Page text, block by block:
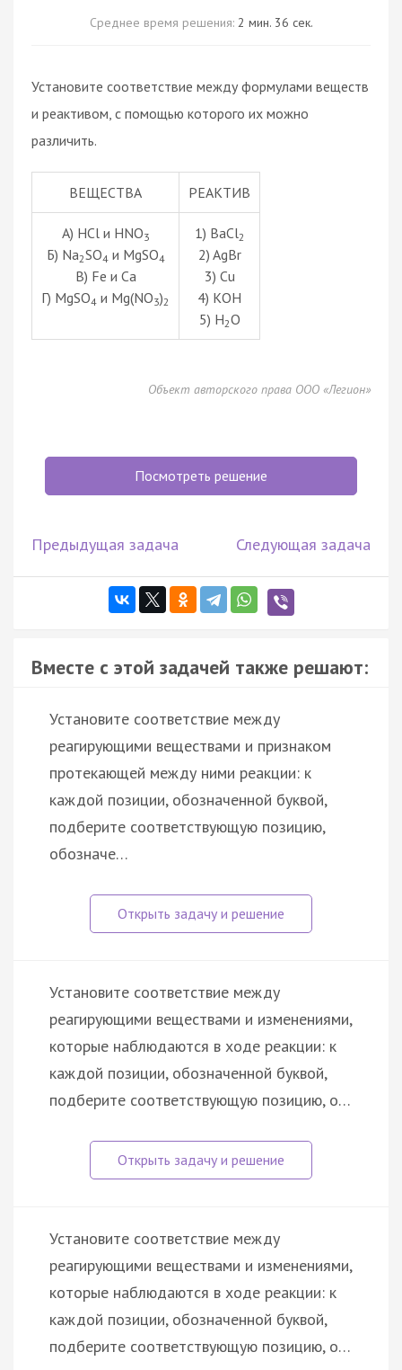
Среднее время решения: 2 мин. 36 сек.
Установите соответствие между формулами веществ
и реактивом, с помощью которого их можно
различить.
ВЕЩЕСТВА РЕАКТИВ
А) НСl и HNO3
Б) Na2SO4 и MgSO4
В) Fe и Са
Г) MgSO4 и Mg(NO3)2
1) ВаСl2
2) AgBr
3) Сu
4) КОН
5) Н2O
Объект авторского права ООО «Легион»
Посмотреть решение
Предыдущая задача Следующая задача
Вместе с этой задачей также решают:
Установите соответствие между
реагирующими веществами и признаком
протекающей между ними реакции: к
каждой позиции, обозначенной буквой,
подберите соответствующую позицию,
обозначе…
Установите соответствие между
реагирующими веществами и изменениями,
которые наблюдаются в ходе реакции: к
каждой позиции, обозначенной буквой,
подберите соответствующую позицию, о…
Установите соответствие между
реагирующими веществами и изменениями,
которые наблюдаются в ходе реакции: к
каждой позиции, обозначенной буквой,
подберите соответствующую позицию, о…